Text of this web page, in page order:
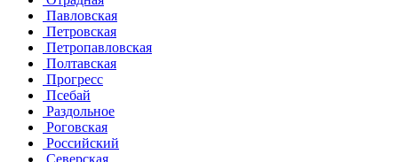
Павловская
Петровская
Петропавловская
Полтавская
Прогресс
Псебай
Раздольное
Роговская
Российский